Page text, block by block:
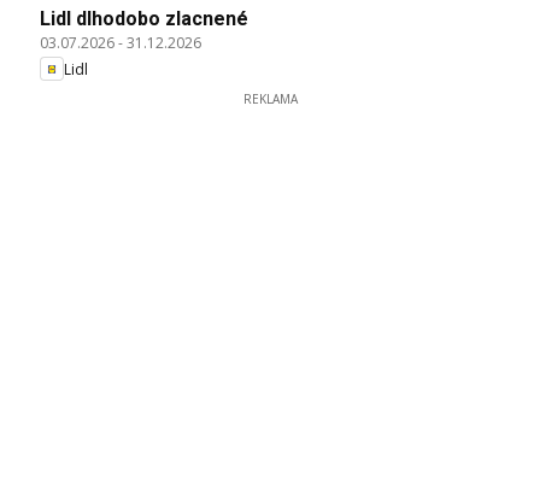
Lidl dlhodobo zlacnené
03.07.2026-31.12.2026
Lidl
REKLAMA